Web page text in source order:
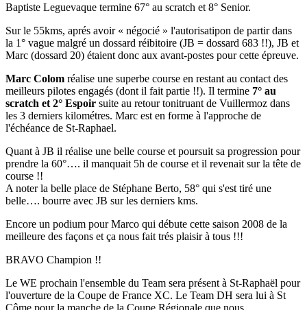
Baptiste Leguevaque termine 67° au scratch et 8° Senior.
Sur le 55kms, aprés avoir « négocié » l'autorisatipon de partir dans
la 1° vague malgré un dossard réibitoire (JB = dossard 683 !!), JB et
Marc (dossard 20) étaient donc aux avant-postes pour cette épreuve.
Marc Colom réalise une superbe course en restant au contact des
meilleurs pilotes engagés (dont il fait partie !!). Il termine 7° au
scratch et 2° Espoir suite au retour tonitruant de Vuillermoz dans
les 3 derniers kilométres. Marc est en forme à l'approche de
l'échéance de St-Raphael.
Quant à JB il réalise une belle course et poursuit sa progression pour
prendre la 60°…. il manquait 5h de course et il revenait sur la tête de
course !!
A noter la belle place de Stéphane Berto, 58° qui s'est tiré une
belle…. bourre avec JB sur les derniers kms.
Encore un podium pour Marco qui débute cette saison 2008 de la
meilleure des façons et ça nous fait trés plaisir à tous !!!
BRAVO Champion !!
Le WE prochain l'ensemble du Team sera présent à St-Raphaël pour
l'ouverture de la Coupe de France XC. Le Team DH sera lui à St
Côme pour la manche de la Coupe Régionale que nous